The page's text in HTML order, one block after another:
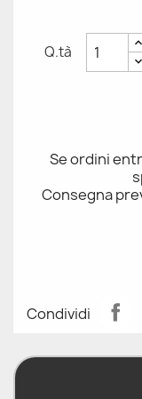
Q.tà
Se ordini
Consegna
Condividi